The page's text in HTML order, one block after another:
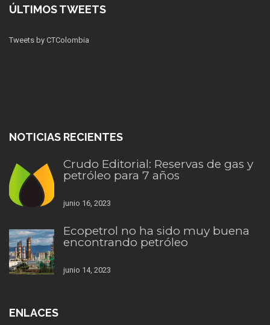
ÚLTIMOS TWEETS
Tweets by CTColombia
NOTICIAS RECIENTES
Crudo Editorial: Reservas de gas y
petróleo para 7 años
junio 16, 2023
Ecopetrol no ha sido muy buena
encontrando petróleo
junio 14, 2023
ENLACES